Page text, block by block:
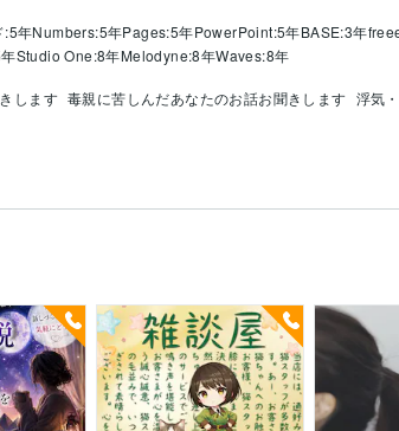
:5年Numbers:5年Pages:5年PowerPoint:5年BASE:3年
Studio One:8年Melodyne:8年Waves:8年
します 毒親に苦しんだあなたのお話お聞きします 浮気